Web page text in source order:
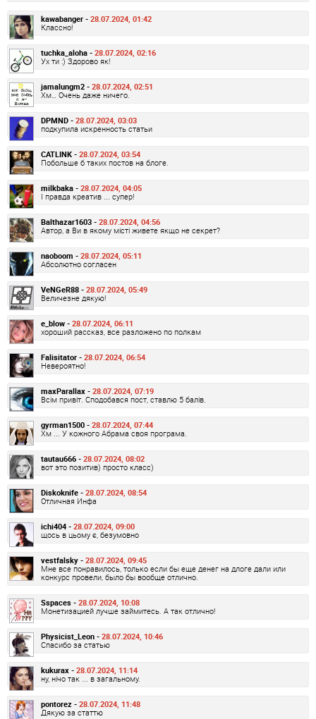
kawabanger - 28.07.2024, 01:42
Классно!
tuchka_aloha - 28.07.2024, 02:16
Ух ти :) Здорово як!
jamalungm2 - 28.07.2024, 02:51
Хм… Очень даже ничего.
DPMND - 28.07.2024, 03:03
подкупила искренность статьи
CATLINK - 28.07.2024, 03:54
Побольше б таких постов на блоге.
milkbaka - 28.07.2024, 04:05
І правда креатив ... супер!
Balthazar1603 - 28.07.2024, 04:56
Автор, а Ви в якому місті живете якщо не секрет?
naoboom - 28.07.2024, 05:11
Абсолютно согласен
VeNGeR88 - 28.07.2024, 05:49
Величезне дякую!
e_blow - 28.07.2024, 06:11
хороший рассказ, все разложено по полкам
Falisitator - 28.07.2024, 06:54
Невероятно!
maxParallax - 28.07.2024, 07:19
Всім привіт. Сподобався пост, ставлю 5 балів.
gyrman1500 - 28.07.2024, 07:44
Хм ... У кожного Абрама своя програма.
tautau666 - 28.07.2024, 08:02
вот это позитив) просто класс)
Diskoknife - 28.07.2024, 08:54
Отличная Инфа
ichi404 - 28.07.2024, 09:00
щось в цьому є, безумовно
vestfalsky - 28.07.2024, 09:45
Мне все понравилось, только если бы еще денег на длоге дали или
конкурс провели, было бы вообще отлично.
Sspaces - 28.07.2024, 10:08
Монетизацией лучше займитесь. А так отлично!
Physicist_Leon - 28.07.2024, 10:46
Спасибо за статью
kukurax - 28.07.2024, 11:14
ну, нічо так ... в загальному.
pontorez - 28.07.2024, 11:48
Дякую за статтю